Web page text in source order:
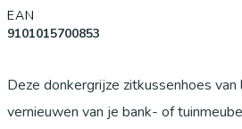
EAN
9101015700853
Deze donkergrijze zitkussenhoes
vernieuwen van je bank- of